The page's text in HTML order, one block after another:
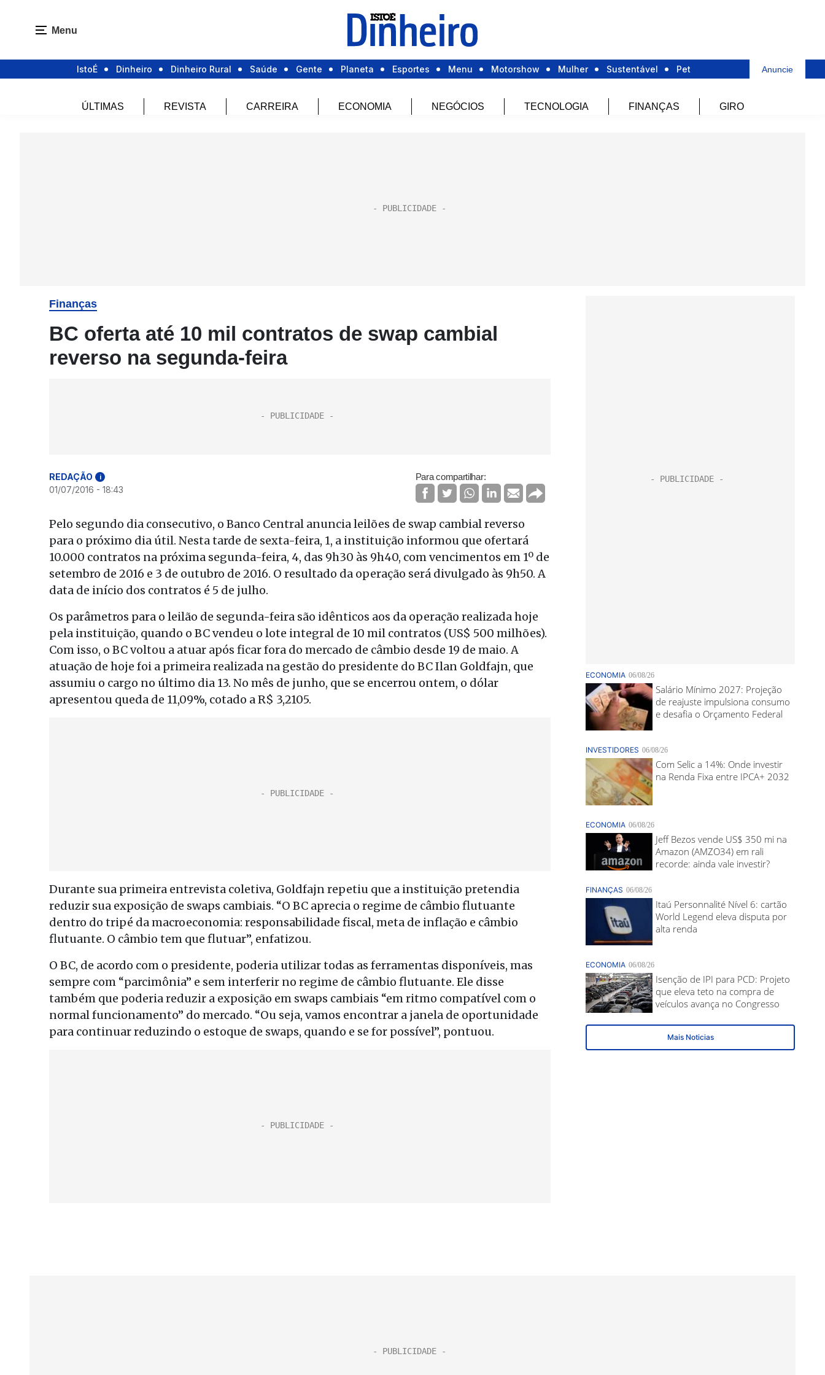
Menu
IstoÉ Dinheiro Dinheiro Rural Saúde Gente Planeta Esportes Menu Motorshow Mulher Sustentável Pet Anuncie
ÚLTIMAS REVISTA CARREIRA ECONOMIA NEGÓCIOS TECNOLOGIA FINANÇAS GIRO
Finanças
BC oferta até 10 mil contratos de swap cambial
reverso na segunda-feira
REDAÇÃO i
01/07/2016 - 18:43
Para compartilhar:
Pelo segundo dia consecutivo, o Banco Central anuncia leilões de swap cambial reverso
para o próximo dia útil. Nesta tarde de sexta-feira, 1, a instituição informou que ofertará
10.000 contratos na próxima segunda-feira, 4, das 9h30 às 9h40, com vencimentos em 1º de
setembro de 2016 e 3 de outubro de 2016. O resultado da operação será divulgado às 9h50. A
data de início dos contratos é 5 de julho.
Os parâmetros para o leilão de segunda-feira são idênticos aos da operação realizada hoje
pela instituição, quando o BC vendeu o lote integral de 10 mil contratos (US$ 500 milhões).
Com isso, o BC voltou a atuar após ficar fora do mercado de câmbio desde 19 de maio. A
atuação de hoje foi a primeira realizada na gestão do presidente do BC Ilan Goldfajn, que
assumiu o cargo no último dia 13. No mês de junho, que se encerrou ontem, o dólar
apresentou queda de 11,09%, cotado a R$ 3,2105.
Durante sua primeira entrevista coletiva, Goldfajn repetiu que a instituição pretendia
reduzir sua exposição de swaps cambiais. “O BC aprecia o regime de câmbio flutuante
dentro do tripé da macroeconomia: responsabilidade fiscal, meta de inflação e câmbio
flutuante. O câmbio tem que flutuar”, enfatizou.
O BC, de acordo com o presidente, poderia utilizar todas as ferramentas disponíveis, mas
sempre com “parcimônia” e sem interferir no regime de câmbio flutuante. Ele disse
também que poderia reduzir a exposição em swaps cambiais “em ritmo compatível com o
normal funcionamento” do mercado. “Ou seja, vamos encontrar a janela de oportunidade
para continuar reduzindo o estoque de swaps, quando e se for possível”, pontuou.